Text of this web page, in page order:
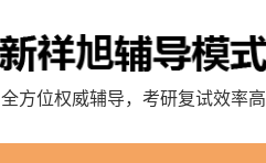
全方位权威辅导，考研复试效率高